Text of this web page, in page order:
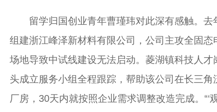
留学归国创业青年曹瑾玮对此深有感触。去
组建浙江峰泽新材料有限公司，公司主攻全固
场地导致中试线建设无法启动。菱湖镇科技人
头成立服务小组全程跟踪，帮助该公司在长三
厂房，30天内就按照企业需求调整改造完成。“‘